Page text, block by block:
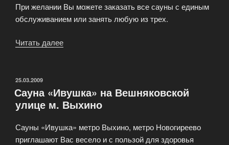
При желании Вы можете заказать все сауны с единым
обслуживанием или занять любую из трех.
Читать далее
на
Динамо»
ОПУБЛИКОВАНО
25.03.2009
Сауна «Ивушка» на Вешняковской
улице м. Выхино
Сауны «Ивушка» метро Выхино, метро Новогиреево
приглашают Вас весело и с пользой для здоровья